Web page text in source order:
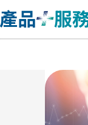
產品 服